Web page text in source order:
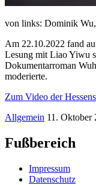
von links: Dominik
Am 22.10.2022 fand
Lesung mit Liao Yiwu
Dokumentarroman
moderierte.
Zum Video der
Allgemein 11. Oktober
Fußbereich
Impressum
Datenschutz